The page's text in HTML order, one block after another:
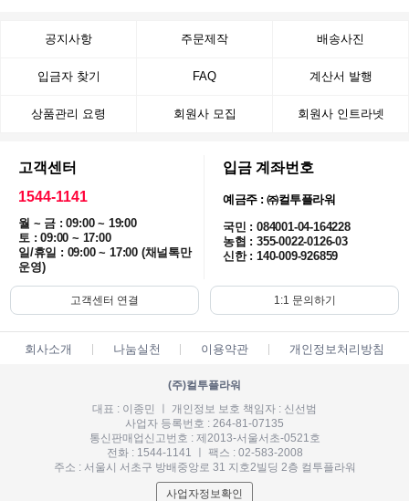
공지사항 주문제작 배송사진
입금자 찾기 FAQ 계산서 발행
상품관리 요령 회원사 모집 회원사 인트라넷
고객센터
1544-1141
월 ~ 금 : 09:00 ~ 19:00
토 : 09:00 ~ 17:00
일/휴일 : 09:00 ~ 17:00 (채널톡만
운영)
입금 계좌번호
예금주 : ㈜컬투플라워
국민 : 084001-04-164228
농협 : 355-0022-0126-03
신한 : 140-009-926859
고객센터 연결 1:1 문의하기
회사소개 나눔실천 이용약관 개인정보처리방침
(주)컬투플라워
대표 : 이종민 ㅣ 개인정보 보호 책임자 : 신선범
사업자 등록번호 : 264-81-07135
통신판매업신고번호 : 제2013-서울서초-0521호
전화 : 1544-1141 ㅣ 팩스 : 02-583-2008
주소 : 서울시 서초구 방배중앙로 31 지호2빌딩 2층 컬투플라워
사업자정보확인